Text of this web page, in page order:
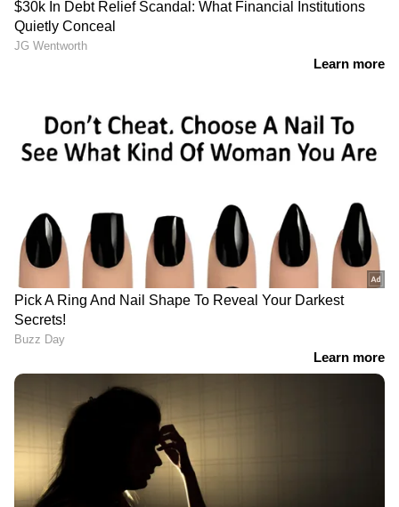
നഴ്സുമാരെ വെറും സഹായികളായി മാത്രം
കാണുന്ന സമൂഹത്തിന്റെ മനോഭാവത്തിലാണ്
തന്നെ ശാസ്ത്രീയമായ അറിവുകളുടെയും
വർഷങ്ങളോളമുള്ള പരിശീലനത്തിന്റെയും
അർഹിക്കുന്ന ആദരവോടെ കാണാൻ സമൂഹം
തയ്യാറാകണം. സർക്കാരിന്റെ ഭാഗത്തുനിന്നും
കർശനമായ നിയമനിർമ്മാണവും അത്
നടപ്പിലാക്കുന്നുണ്ടോ എന്ന കൃത്യമായ
പരിശോധനയും ഉണ്ടാകണം.
സ്വകാര്യ ആശുപത്രികളിലെ നഴ്സുമാർക്ക്
ന്യായമായ വേതനം ഉറപ്പാക്കേണ്ടത്
സർക്കാരിന്റെ കടമയാണ്. അതോടൊപ്പം,
ആശുപത്രികളിലെ നഴ്സ്-രോഗി അനുപാതം
കർശനമായി പാലിക്കപ്പെടുന്നുണ്ടെന്ന്